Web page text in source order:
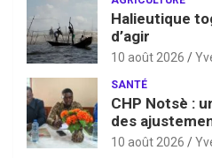
Halieutique
d’agir
10 août 2026
SANTÉ
CHP Notsè :
des
10 août 2026